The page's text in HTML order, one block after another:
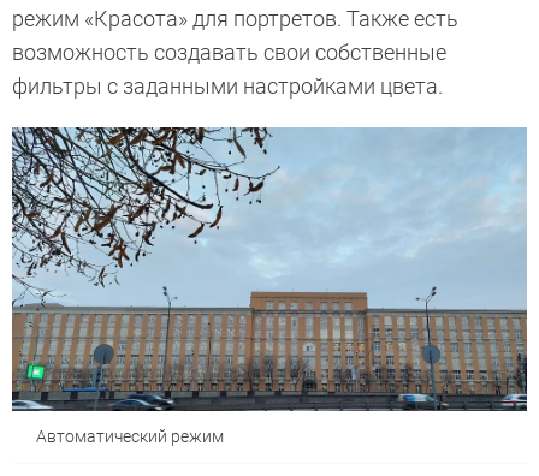
режим «Красота» для портретов. Также есть
возможность создавать свои собственные
фильтры с заданными настройками цвета.
Автоматический режим